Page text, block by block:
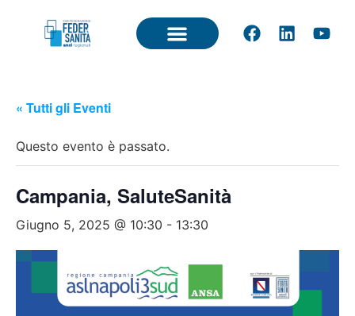
« Tutti gli Eventi
Questo evento è passato.
Campania, SaluteSanità
Giugno 5, 2025 @ 10:30 - 13:30